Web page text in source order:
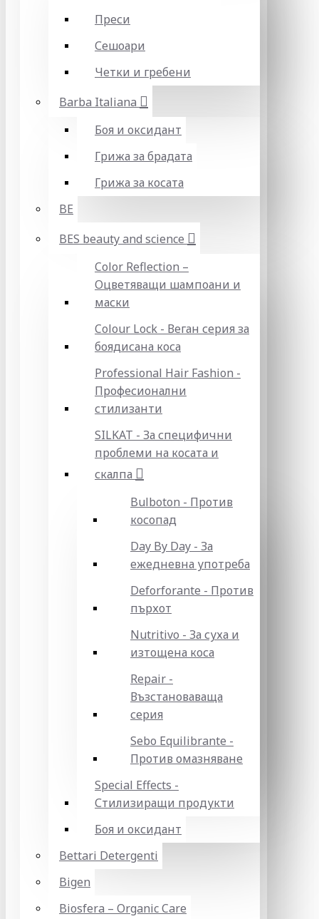
Преси
Сешоари
Четки и гребени
Barba Italiana
Боя и оксидант
Грижа за брадата
Грижа за косата
BE
BES beauty and science
Color Reflection –
Оцветяващи шампоани и
маски
Colour Lock - Веган серия за
боядисана коса
Professional Hair Fashion -
Професионални
стилизанти
SILKAT - За специфични
проблеми на косата и
скалпа
Bulboton - Против
косопад
Day By Day - За
ежедневна употреба
Deforforante - Против
пърхот
Nutritivo - За суха и
изтощена коса
Repair -
Възстановаваща
серия
Sebo Equilibrante -
Против омазняване
Special Effects -
Стилизиращи продукти
Боя и оксидант
Bettari Detergenti
Bigen
Biosfera – Organic Care